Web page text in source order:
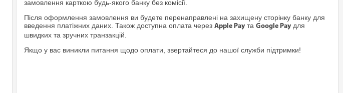
замовлення карткою будь-якого банку без комісії.
Після оформлення замовлення ви будете перенаправлені на захищену сторінку банку для
введення платіжних даних. Також доступна оплата черезApple Pay таGoogle Pay для
швидких та зручних транзакцій.
Якщо у вас виникли питання щодо оплати, звертайтеся до нашої служби підтримки!